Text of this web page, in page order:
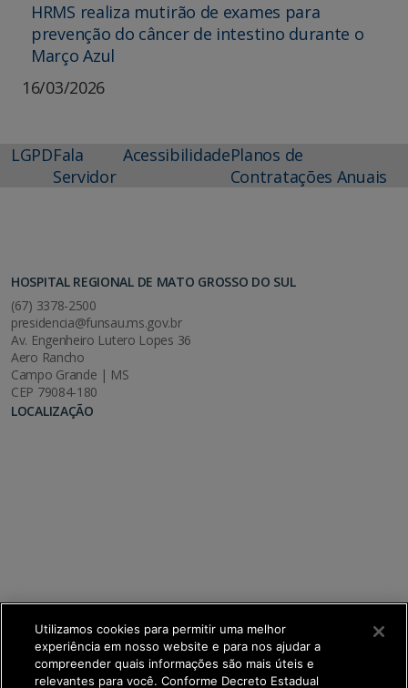
HRMS realiza mutirão de exames para
prevenção do câncer de intestino durante o
Março Azul
16/03/2026
LGPDFala
Servidor
AcessibilidadePlanos de
Contratações Anuais
HOSPITAL REGIONAL DE MATO GROSSO DO SUL
(67) 3378-2500
presidencia@funsau.ms.gov.br
Av. Engenheiro Lutero Lopes 36
Aero Rancho
Campo Grande | MS
CEP 79084-180
LOCALIZAÇÃO
Utilizamos cookies para permitir uma melhor
experiência em nosso website e para nos ajudar a
compreender quais informações são mais úteis e
relevantes para você. Conforme Decreto Estadual